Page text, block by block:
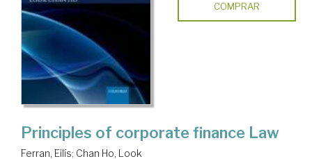
COMPRAR
Principles of corporate finance Law
Ferran, Eilís; Chan Ho, Look